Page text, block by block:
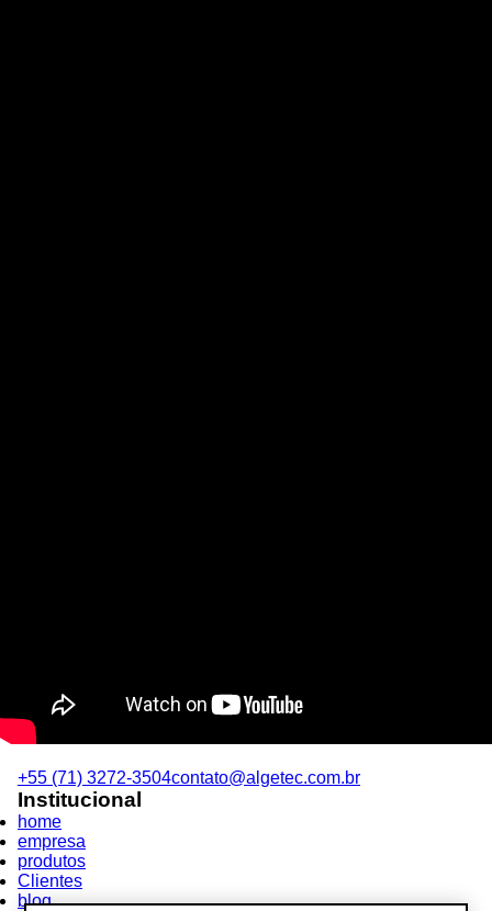
+55 (71) 3272-3504contato@algetec.com.br
Institucional
home
empresa
produtos
Clientes
blog